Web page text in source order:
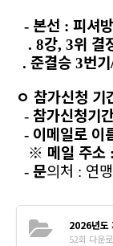
- 본선 : 피셔
. 8강, 3위 결
. 준결승 3번기
ㅇ 참가신청 기
- 참가신청기
- 이메일로 이
※ 메일 주소
- 문의처 : 연
2026년도
52회 다운